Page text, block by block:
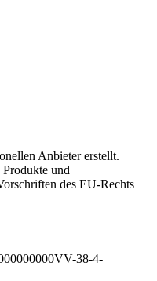
Anbieter erstellt.
und
des EU-Rechts
38-4-